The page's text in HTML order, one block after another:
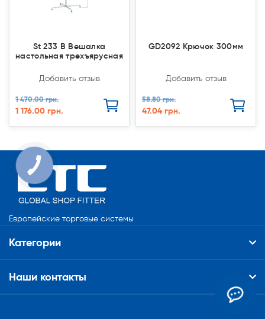
St 233 В Вешалка
настольная трехъярусная
Добавить отзыв
1 470.00 грн.
1 176.00 грн.
GD2092 Крючок 300мм
Добавить отзыв
58.80 грн.
47.04 грн.
Европейские торговые системы
Категории
Наши контакты
КНОПКА
СВЯЗИ